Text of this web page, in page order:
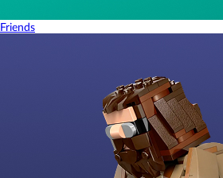
Friends